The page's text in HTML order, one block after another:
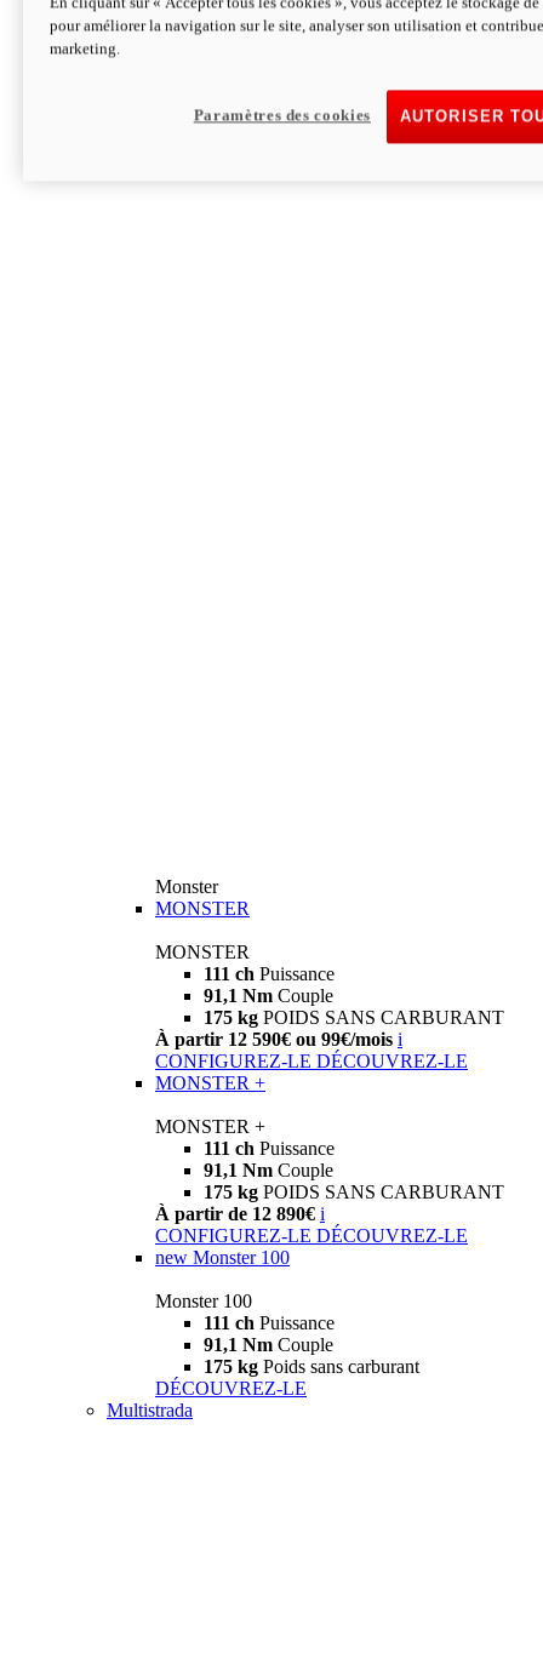
Hypermotard V2 SP 100
Découvrez-le
Monster
MONSTER
MONSTER
111 ch Puissance
91,1 Nm Couple
175 kg POIDS SANS CARBURANT
À partir 12 590€ ou 99€/mois i
CONFIGUREZ-LE DÉCOUVREZ-LE
MONSTER +
MONSTER +
111 ch Puissance
91,1 Nm Couple
175 kg POIDS SANS CARBURANT
À partir de 12 890€ i
CONFIGUREZ-LE DÉCOUVREZ-LE
new Monster 100
Monster 100
111 ch Puissance
91,1 Nm Couple
175 kg Poids sans carburant
DÉCOUVREZ-LE
Multistrada
pour améliorer la navigation sur le site, analyser son utilisation et
marketing.
AUTORISER
Paramètres des cookies